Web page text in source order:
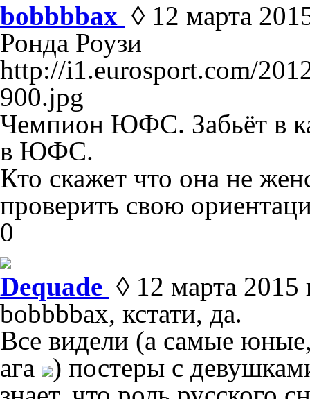
bobbbbax ◊ 12 марта
Ронда Роузи
http://i1.eurosport.com/
900.jpg
Чемпион ЮФС. Забьёт в
в ЮФС.
Кто скажет что она не
проверить свою
0
Dequade ◊ 12 марта 2015
bobbbbax, кстати, да.
Все видели (а самые
ага
) постеры с